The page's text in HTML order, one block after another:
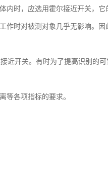
内时，应选用霍尔接近开关，它
作时对被测对象几乎无影响。
近开关。有时为了提高识别的
等各项指标的要求。